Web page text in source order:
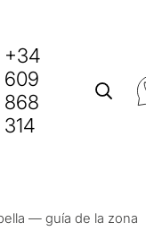
+34
609
868
314
— guía de la zona